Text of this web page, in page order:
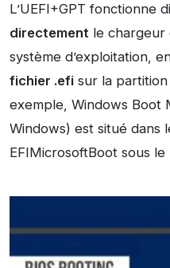
L’UEFI+GPT fonctionne
directement le chargeur
système d’exploitation,
fichier .efi sur la partition
exemple, Windows Boot
Windows) est situé dans
EFIMicrosoftBoot sous